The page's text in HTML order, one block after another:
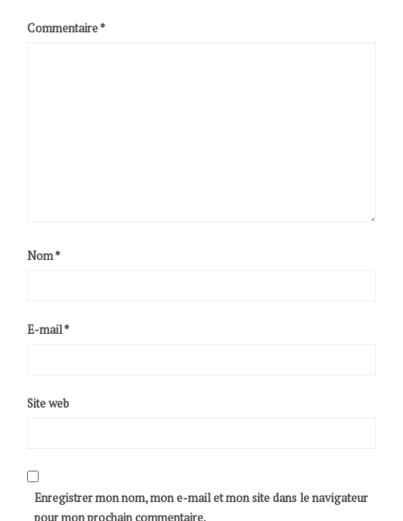
Commentaire*
Nom*
E-mail*
Site web
Enregistrer mon nom, mon e-mail et mon site dans le navigateur
pour mon prochain commentaire.